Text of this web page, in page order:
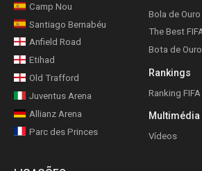
Camp Nou
Santiago Bernabéu
Anfield Road
Etihad
Old Trafford
Juventus Arena
Allianz Arena
Parc des Princes
Bola de Ouro
The Best
Bota de Ouro
Rankings
Ranking FIFA
Multimédia
Vídeos